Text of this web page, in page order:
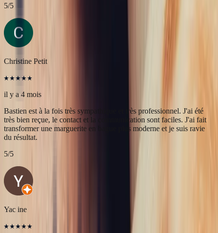
il y a 4 mois
Bastien est à la fois très sympathique et très professionnel. J'ai été
très bien reçue, le contact et la communication sont faciles. J'ai fait
transformer une marguerite en bague plus moderne et je suis ravie
du résultat.
5/5
Yac ine
il y a 3 mois
Professionnels, réactifs et sympathiques, je recommande.
5